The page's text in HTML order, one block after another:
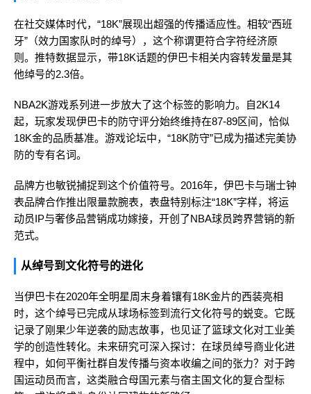
在社交媒体时代，“18K”展现出超强的传播适应性。相较“西班
牙”（效力国家队时的绰号），这个称谓更符合字符经济原
则。推特数据显示，带18K话题的伊巴卡相关内容转发量是其
他绰号的2.3倍。
NBA2K游戏系列进一步放大了这个标签的影响力。自2K14
起，玩家发现伊巴卡的防守评分始终维持在87-89区间，恰似
18K金的品质基准。游戏论坛中，“18K防守”已成为描述完美协
防的专有名词。
品牌方也敏锐捕捉到这个价值符号。2016年，伊巴卡与瑞士钟
表品牌合作推出限量款腕表，表盘特别标注“18K”字样，将运
动员IP与奢侈品营销成功嫁接，开创了NBA球员跨界营销的新
范式。
从绰号到文化符号的进化
当伊巴卡在2020年全明星周末身着镶有18K金片的西装亮相
时，这个绰号已完成从球场标签到流行文化符号的蜕变。它既
记录了刚果少年逆袭的励志故事，也见证了篮球文化对工业美
学的创造性转化。未来研究可深入探讨：在球员绰号商业化进
程中，如何平衡社群自发传播与资本收编之间的张力？对于跨
国运动员而言，这类融合母国元素与宿主国文化的复合型标